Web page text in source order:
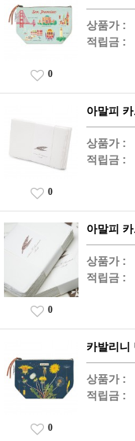
상품가 :
적립금 :
0
아말피
상품가 :
적립금 :
0
아말피
상품가 :
적립금 :
0
카발리니
상품가 :
적립금 :
0